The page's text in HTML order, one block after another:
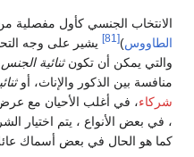
الانتخاب الجنسي كأول مفصلية
الطاووس)
[81] يشير على وجه
والتي يمكن أن تكونثنائية الجنس
منافسة بين الذكور والإناث، أو
شركاء، في أغلب الأحيان مع عرض
، في بعض الأنواع ، يتم اختيار
كما هو الحال في بعض أسماك